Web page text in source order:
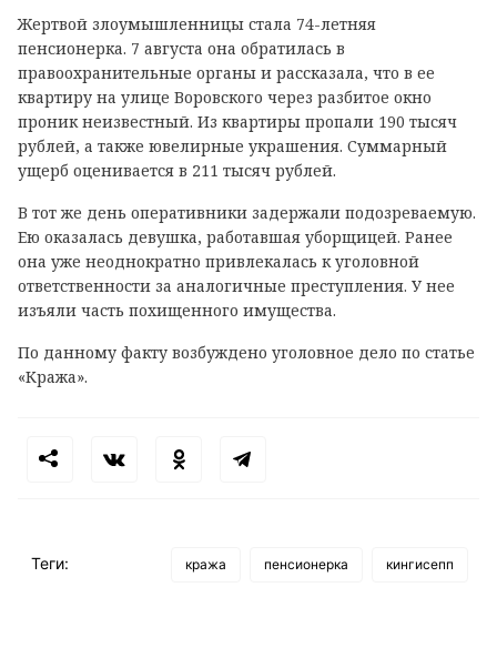
Жертвой злоумышленницы стала 74-летняя
пенсионерка. 7 августа она обратилась в
правоохранительные органы и рассказала, что в ее
квартиру на улице Воровского через разбитое окно
проник неизвестный. Из квартиры пропали 190 тысяч
рублей, а также ювелирные украшения. Суммарный
ущерб оценивается в 211 тысяч рублей.
В тот же день оперативники задержали подозреваемую.
Ею оказалась девушка, работавшая уборщицей. Ранее
она уже неоднократно привлекалась к уголовной
ответственности за аналогичные преступления. У нее
изъяли часть похищенного имущества.
По данному факту возбуждено уголовное дело по статье
«Кража».
Теги: кража пенсионерка кингисепп